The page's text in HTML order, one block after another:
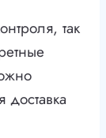
так
доставка